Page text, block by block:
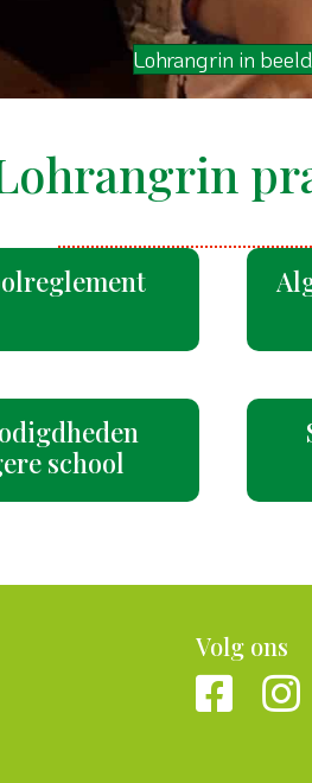
Lohrangrin in beeld
school
Volg ons